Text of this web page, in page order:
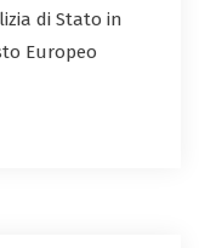
di Stato in
Europeo